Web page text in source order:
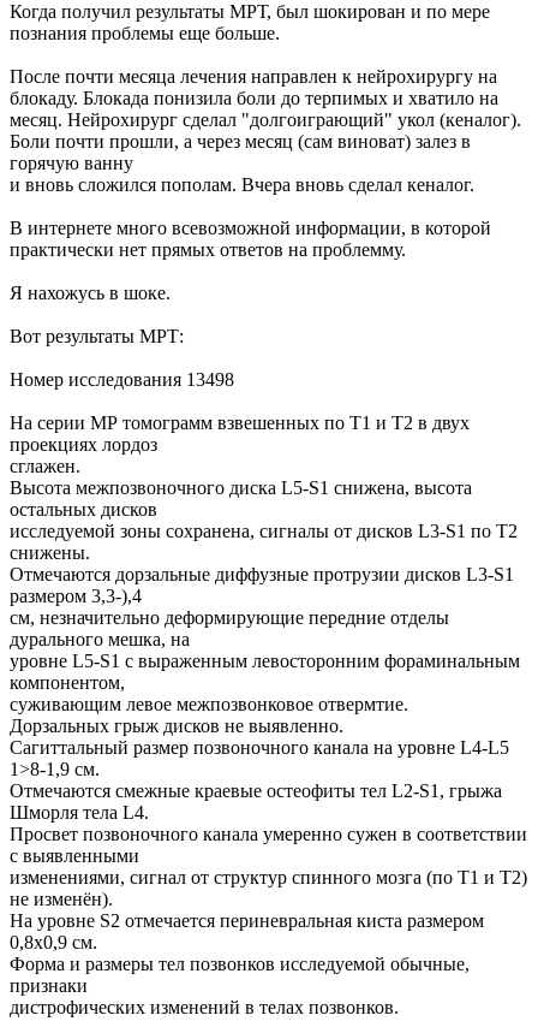
Когда получил результаты МРТ, был шокирован и по мере
познания проблемы еще больше.
После почти месяца лечения направлен к нейрохирургу на
блокаду. Блокада понизила боли до терпимых и хватило на
месяц. Нейрохирург сделал "долгоиграющий" укол (кеналог).
Боли почти прошли, а через месяц (сам виноват) залез в
горячую ванну
и вновь сложился пополам. Вчера вновь сделал кеналог.
В интернете много всевозможной информации, в которой
практически нет прямых ответов на проблемму.
Я нахожусь в шоке.
Вот результаты МРТ:
Номер исследования 13498
На серии МР томограмм взвешенных по Т1 и Т2 в двух
проекциях лордоз
сглажен.
Высота межпозвоночного диска L5-S1 снижена, высота
остальных дисков
исследуемой зоны сохранена, сигналы от дисков L3-S1 по Т2
снижены.
Отмечаются дорзальные диффузные протрузии дисков L3-S1
размером 3,3-),4
см, незначительно деформирующие передние отделы
дурального мешка, на
уровне L5-S1 с выраженным левосторонним фораминальным
компонентом,
суживающим левое межпозвонковое отвермтие.
Дорзальных грыж дисков не выявленно.
Сагиттальный размер позвоночного канала на уровне L4-L5
1>8-1,9 см.
Отмечаются смежные краевые остеофиты тел L2-S1, грыжа
Шморля тела L4.
Просвет позвоночного канала умеренно сужен в соответствии
с выявленными
изменениями, сигнал от структур спинного мозга (по Т1 и Т2)
не изменён).
На уровне S2 отмечается периневральная киста размером
0,8х0,9 см.
Форма и размеры тел позвонков исследуемой обычные,
признаки
дистрофических изменений в телах позвонков.